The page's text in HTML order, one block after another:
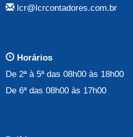
lcr@lcrcontadores.com.br
Horários
De 2ª à 5ª das 08h00 às 18h00
De 6ª das 08h00 às 17h00